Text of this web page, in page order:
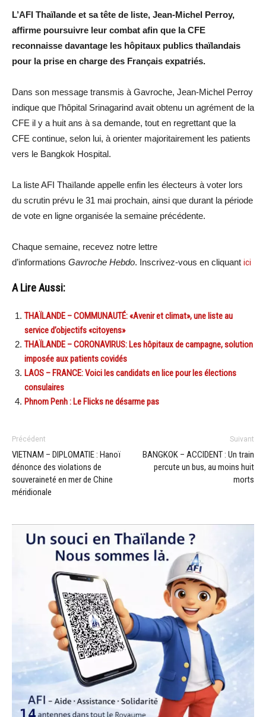
L’AFI Thaïlande et sa tête de liste, Jean-Michel Perroy,
affirme poursuivre leur combat afin que la CFE
reconnaisse davantage les hôpitaux publics thaïlandais
pour la prise en charge des Français expatriés.
Dans son message transmis à Gavroche, Jean-Michel Perroy
indique que l’hôpital Srinagarind avait obtenu un agrément de la
CFE il y a huit ans à sa demande, tout en regrettant que la
CFE continue, selon lui, à orienter majoritairement les patients
vers le Bangkok Hospital.
La liste AFI Thaïlande appelle enfin les électeurs à voter lors
du scrutin prévu le 31 mai prochain, ainsi que durant la période
de vote en ligne organisée la semaine précédente.
Chaque semaine, recevez notre lettre
d’informations Gavroche Hebdo. Inscrivez-vous en cliquant ici
A Lire Aussi:
THAÏLANDE – COMMUNAUTÉ: «Avenir et climat», une liste au
service d’objectifs «citoyens»
THAÏLANDE – CORONAVIRUS: Les hôpitaux de campagne, solution
imposée aux patients covidés
LAOS – FRANCE: Voici les candidats en lice pour les élections
consulaires
Phnom Penh : Le Flicks ne désarme pas
Précédent
VIETNAM – DIPLOMATIE : Hanoï
dénonce des violations de
souveraineté en mer de Chine
méridionale
Suivant
BANGKOK – ACCIDENT : Un train
percute un bus, au moins huit
morts